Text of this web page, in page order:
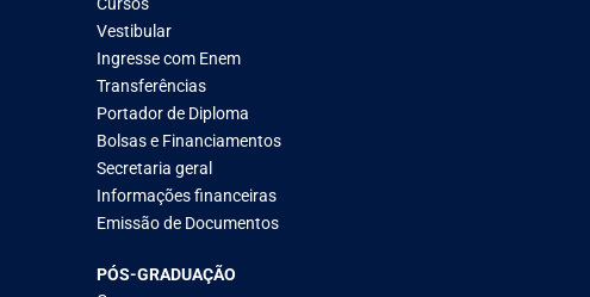
Vestibular
Ingresse com Enem
Transferências
Portador de Diploma
Bolsas e Financiamentos
Secretaria geral
Informações financeiras
Emissão de Documentos
PÓS-GRADUAÇÃO